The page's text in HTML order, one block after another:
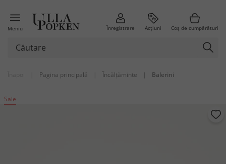
Meniu Înregistrare Acțiuni Coș de cumpărături
| Pagina principală | Încălțăminte | Balerini
Sale